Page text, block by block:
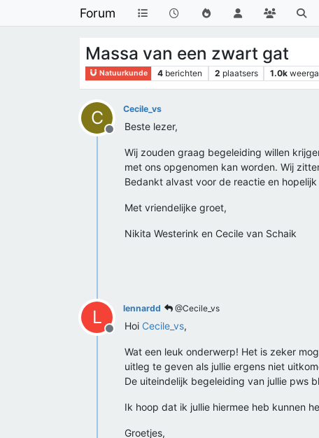
Forum
Massa van een zwart gat
Natuurkunde 4 berichten 2 plaatsers 1.0k
C
Offline
Cecile_vs
Beste lezer,
Wij zouden graag begeleiding willen
met ons opgenomen kan worden. Wij
Bedankt alvast voor de reactie en hopelijk
Met vriendelijke groet,
Nikita Westerink en Cecile van Schaik
L
Offline
lennardd @Cecile_vs
Hoi Cecile_vs,
Wat een leuk onderwerp! Het is zeker
uitleg te geven als jullie ergens niet
De uiteindelijk begeleiding van jullie pws
Ik hoop dat ik jullie hiermee heb kunnen
Groetjes,